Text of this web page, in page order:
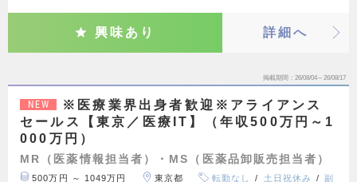
興味あり 詳細へ
掲載期間 26/08/04～26/08/17
NEW
※医療業界出身者歓迎※アライアンス
セールス【東京／医療IT】（年収500万円～1
000万円）
MR（医薬情報担当者）・MS（医薬品卸販売担当者）
500万円 ～ 1049万円 東京都 転勤なし 土日祝休み
副